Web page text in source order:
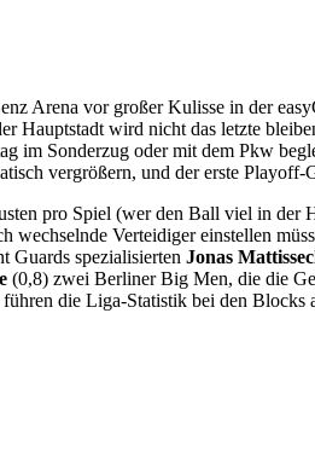
Arena vor großer Kulisse in der
wird nicht das letzte
im Sonderzug oder mit dem Pkw
vergrößern, und der erste
pro Spiel (wer den Ball viel in der
Verteidiger einstellen
Guards spezialisierten Jonas
(0,8) zwei Berliner Big Men, die die
die Liga-Statistik bei den Blocks